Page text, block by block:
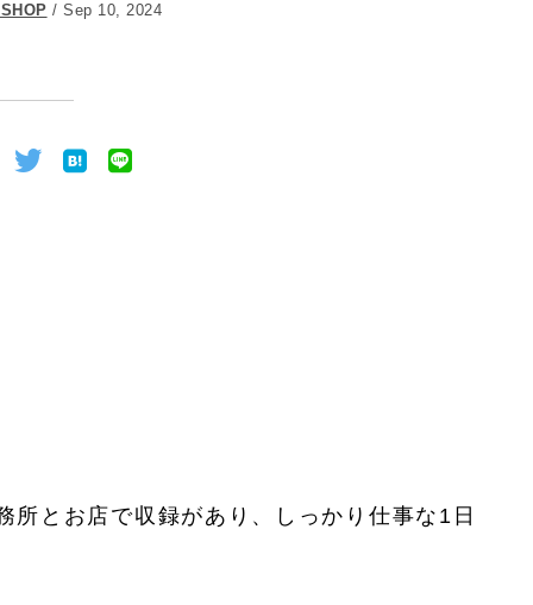
/ Sep 10, 2024
とお店で収録があり、しっかり仕事な1日